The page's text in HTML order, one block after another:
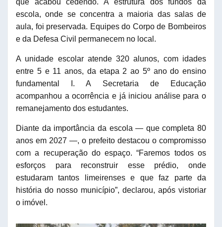
que acabou cedendo. A estrutura dos fundos da
escola, onde se concentra a maioria das salas de
aula, foi preservada. Equipes do Corpo de Bombeiros
e da Defesa Civil permanecem no local.
A unidade escolar atende 320 alunos, com idades
entre 5 e 11 anos, da etapa 2 ao 5º ano do ensino
fundamental I. A Secretaria de Educação
acompanhou a ocorrência e já iniciou análise para o
remanejamento dos estudantes.
Diante da importância da escola — que completa 80
anos em 2027 —, o prefeito destacou o compromisso
com a recuperação do espaço. “Faremos todos os
esforços para reconstruir esse prédio, onde
estudaram tantos limeirenses e que faz parte da
história do nosso município”, declarou, após vistoriar
o imóvel.